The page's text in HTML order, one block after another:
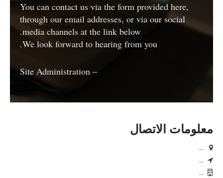
You can contact us via the form provided here,
through our email addresses, or via our social
media channels at the link below.
We look forward to hearing from you.
– Site Administration
معلومات الاتصال
...
...
...